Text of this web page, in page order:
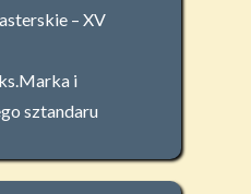
– XV
i
sztandaru